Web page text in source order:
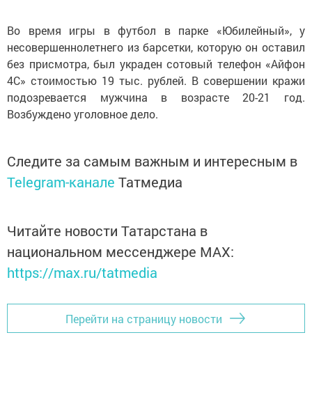
Во время игры в футбол в парке «Юбилейный», у
несовершеннолетнего из барсетки, которую он оставил
без присмотра, был украден сотовый телефон «Айфон
4С» стоимостью 19 тыс. рублей. В совершении кражи
подозревается мужчина в возрасте 20-21 год.
Возбуждено уголовное дело.
Следите за самым важным и интересным в
Telegram-канале Татмедиа
Читайте новости Татарстана в
национальном мессенджере MАХ:
https://max.ru/tatmedia
Перейти на страницу новости